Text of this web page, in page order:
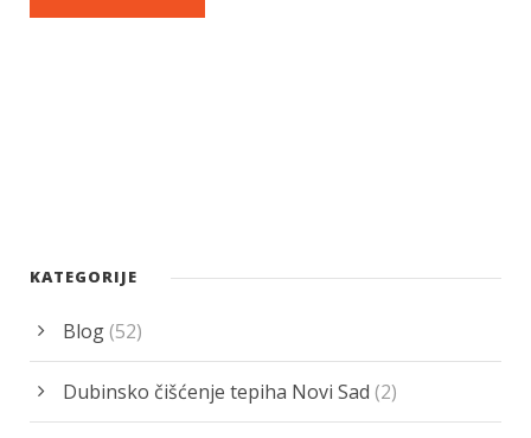
KATEGORIJE
Blog(52)
Dubinsko čišćenje tepiha Novi Sad (2)